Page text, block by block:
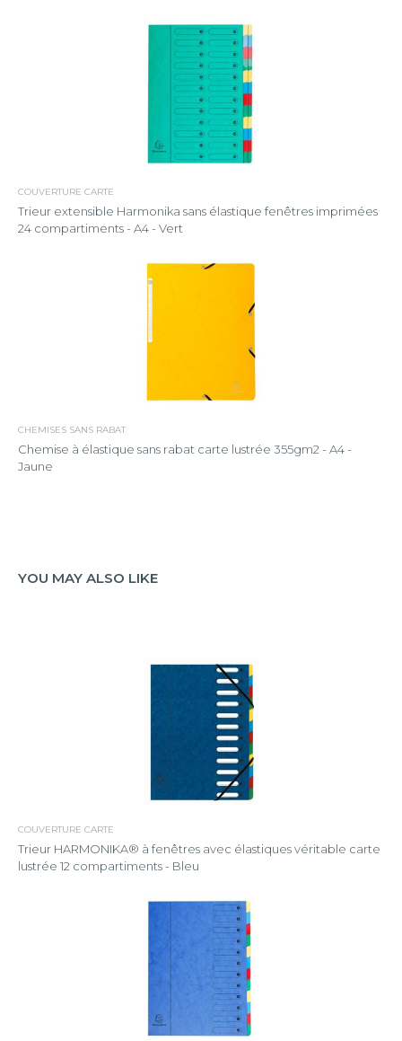
COUVERTURE CARTE
Trieur extensible Harmonika sans élastique fenêtres imprimées
24 compartiments - A4 - Vert
CHEMISES SANS RABAT
Chemise à élastique sans rabat carte lustrée 355gm2 - A4 -
Jaune
YOU MAY ALSO LIKE
COUVERTURE CARTE
Trieur HARMONIKA® à fenêtres avec élastiques véritable carte
lustrée 12 compartiments - Bleu